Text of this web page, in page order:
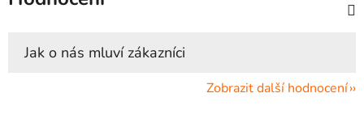
Zobrazit další hodnocení